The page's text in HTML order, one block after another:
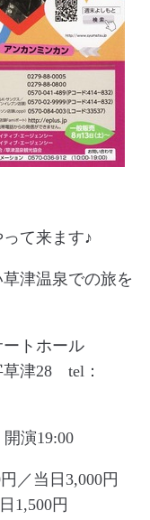
て来ます♪
津温泉での旅を
ートホール
津28 tel：
演19:00
／当日3,000円
円